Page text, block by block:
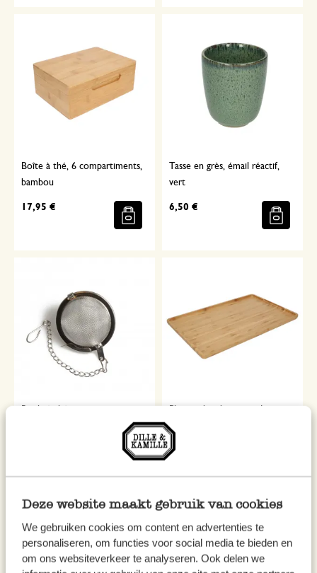
Deze website maakt gebruik van cookies
We gebruiken cookies om content en advertenties te
personaliseren, om functies voor social media te bieden en
om ons websiteverkeer te analyseren. Ook delen we
Boîte à thé, 6 compartiments,
bambou
17,95 €
Tasse en grès, émail réactif,
vert
6,50 €
14,95 €